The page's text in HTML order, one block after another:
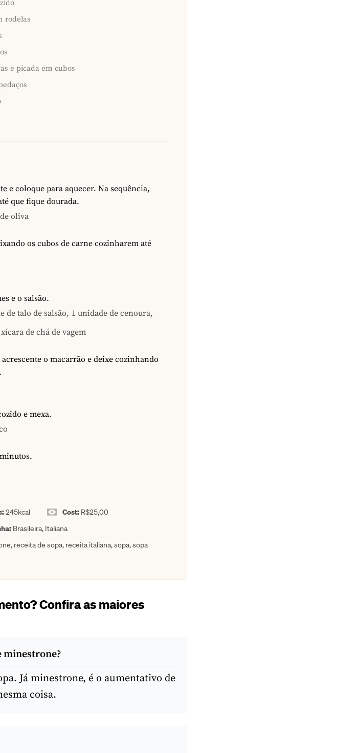
rodelas
e picada em cubos
e coloque para aquecer. Na sequência,
que fique dourada.
oliva
os cubos de carne cozinharem até
e o salsão.
de talo de salsão, 1 unidade de cenoura,
xícara de chá de vagem
o macarrão e deixe cozinhando
e mexa.
245kcal Cost: R$25,00
Brasileira, Italiana
receita de sopa, receita italiana, sopa, sopa
Confira as maiores
minestrone?
Já minestrone, é o aumentativo de
coisa.